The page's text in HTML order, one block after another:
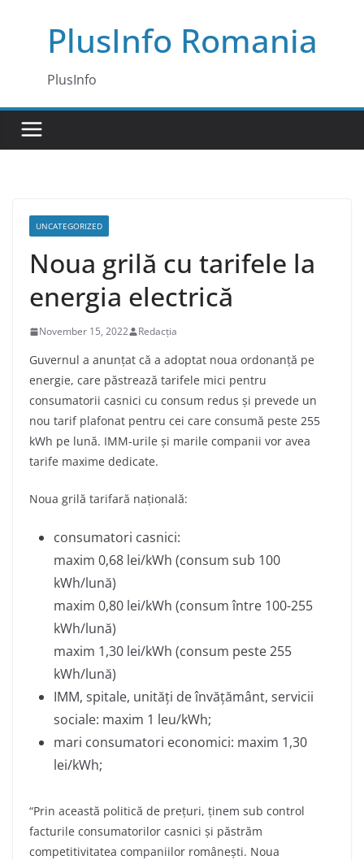
PlusInfo Romania
PlusInfo
UNCATEGORIZED
Noua grilă cu tarifele la
energia electrică
November 15, 2022 Redacția
Guvernul a anunțat că a adoptat noua ordonanță pe
energie, care păstrează tarifele mici pentru
consumatorii casnici cu consum redus și prevede un
nou tarif plafonat pentru cei care consumă peste 255
kWh pe lună. IMM-urile și marile companii vor avea
tarife maxime dedicate.
Noua grilă tarifară națională:
consumatori casnici:
maxim 0,68 lei/kWh (consum sub 100
kWh/lună)
maxim 0,80 lei/kWh (consum între 100-255
kWh/lună)
maxim 1,30 lei/kWh (consum peste 255
kWh/lună)
IMM, spitale, unități de învățământ, servicii
sociale: maxim 1 leu/kWh;
mari consumatori economici: maxim 1,30
lei/kWh;
“Prin această politică de prețuri, ținem sub control
facturile consumatorilor casnici și păstrăm
competitivitatea companiilor românești. Noua